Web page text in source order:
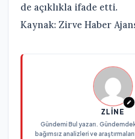
de açıklıkla ifade etti.
Kaynak: Zirve Haber
ZLINE
Gündemi Bul yazarı.
bağımsız analizleri ve